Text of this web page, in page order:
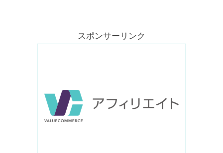
スポンサーリンク